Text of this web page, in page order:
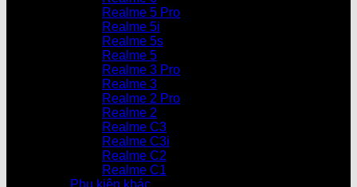
Realme 5 Pro
Realme 5i
Realme 5s
Realme 5
Realme 3 Pro
Realme 3
Realme 2 Pro
Realme 2
Realme C3
Realme C3i
Realme C2
Realme C1
Phụ kiện khác